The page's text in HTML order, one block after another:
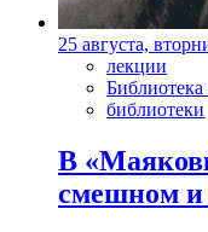
25 августа,
лекции
библиотеки
В
смешном и